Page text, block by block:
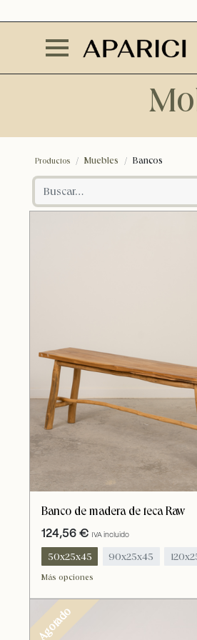
Productos Muebles Bancos
Banco de madera de teca Raw
124,56 € IVA incluido
50x25x45 90x25x45
Más opciones
Agotado